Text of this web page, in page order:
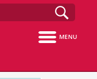
MENU